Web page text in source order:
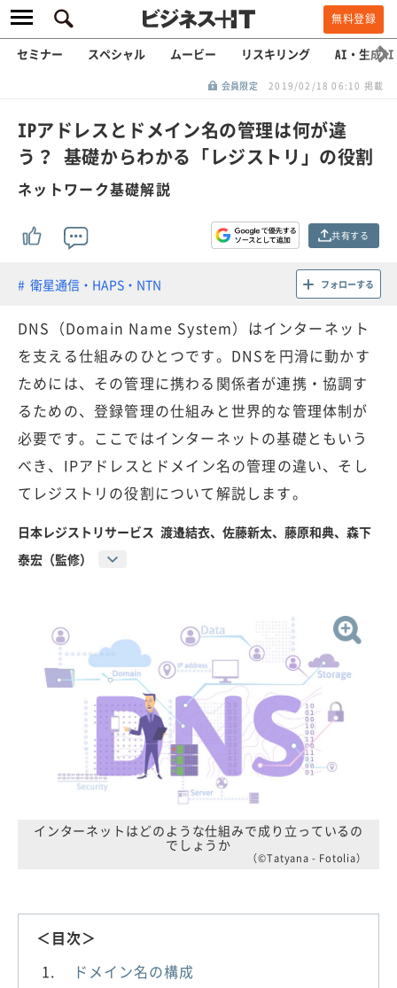
無料登録
セミナー スペシャル ムービー リスキリング AI・生成AI
会員限定 2019/02/18 06:10 掲載
IPアドレスとドメイン名の管理は何が違
う？ 基礎からわかる「レジストリ」の役割
ネットワーク基礎解説
共有する
衛星通信・HAPS・NTN フォローする
DNS（Domain Name System）はインターネット
を支える仕組みのひとつです。DNSを円滑に動かす
ためには、その管理に携わる関係者が連携・協調す
るための、登録管理の仕組みと世界的な管理体制が
必要です。ここではインターネットの基礎ともいう
べき、IPアドレスとドメイン名の管理の違い、そし
てレジストリの役割について解説します。
日本レジストリサービス 渡邉結衣、佐藤新太、藤原和典、森下
泰宏（監修）
インターネットはどのような仕組みで成り立っているの
でしょうか
（©Tatyana - Fotolia）
＜目次＞
ドメイン名の構成